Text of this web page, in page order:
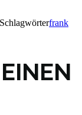
Schlagwörterfrank